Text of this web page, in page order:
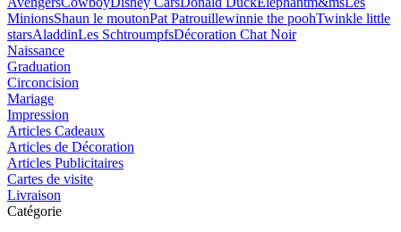
MinionsShaun le moutonPat Patrouillewinnie the poohTwinkle little
starsAladdinLes SchtroumpfsDécoration Chat Noir
Naissance
Graduation
Circoncision
Mariage
Impression
Articles Cadeaux
Articles de Décoration
Articles Publicitaires
Cartes de visite
Livraison
Catégorie